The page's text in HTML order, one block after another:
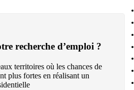
recherche d’emploi ?
territoires où les chances de
plus fortes en réalisant un